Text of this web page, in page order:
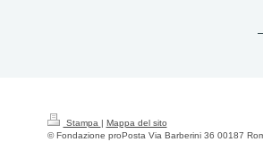
Stampa | Mappa del sito
© Fondazione proPosta Via Barberini 36 00187